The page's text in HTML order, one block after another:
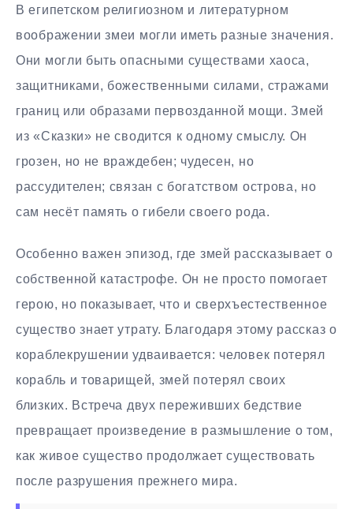
В египетском религиозном и литературном
воображении змеи могли иметь разные значения.
Они могли быть опасными существами хаоса,
защитниками, божественными силами, стражами
границ или образами первозданной мощи. Змей
из «Сказки» не сводится к одному смыслу. Он
грозен, но не враждебен; чудесен, но
рассудителен; связан с богатством острова, но
сам несёт память о гибели своего рода.
Особенно важен эпизод, где змей рассказывает о
собственной катастрофе. Он не просто помогает
герою, но показывает, что и сверхъестественное
существо знает утрату. Благодаря этому рассказ о
кораблекрушении удваивается: человек потерял
корабль и товарищей, змей потерял своих
близких. Встреча двух переживших бедствие
превращает произведение в размышление о том,
как живое существо продолжает существовать
после разрушения прежнего мира.